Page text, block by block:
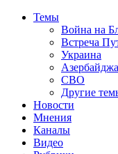
Темы
Война на
Встреча
Украина
СВО
Другие
Новости
Мнения
Каналы
Видео